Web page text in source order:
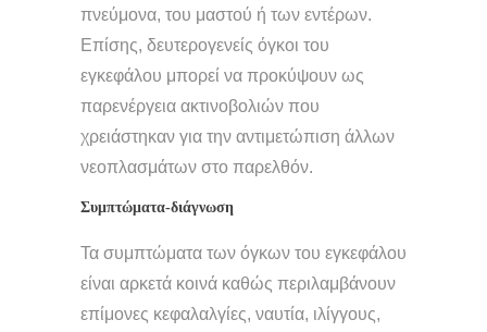
πνεύμονα, του μαστού ή των εντέρων.
Επίσης, δευτερογενείς όγκοι του
εγκεφάλου μπορεί να προκύψουν ως
παρενέργεια ακτινοβολιών που
χρειάστηκαν για την αντιμετώπιση άλλων
νεοπλασμάτων στο παρελθόν.
Συμπτώματα-διάγνωση
Τα συμπτώματα των όγκων του εγκεφάλου
είναι αρκετά κοινά καθώς περιλαμβάνουν
επίμονες κεφαλαλγίες, ναυτία, ιλίγγους,